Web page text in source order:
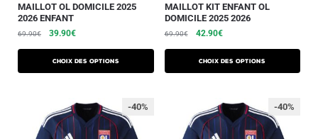
MAILLOT OL DOMICILE 2025
2026 ENFANT
69.90€ 39.90€
Choix des options
MAILLOT KIT ENFANT OL
DOMICILE 2025 2026
69.90€ 42.90€
Choix des options
-40% -40%